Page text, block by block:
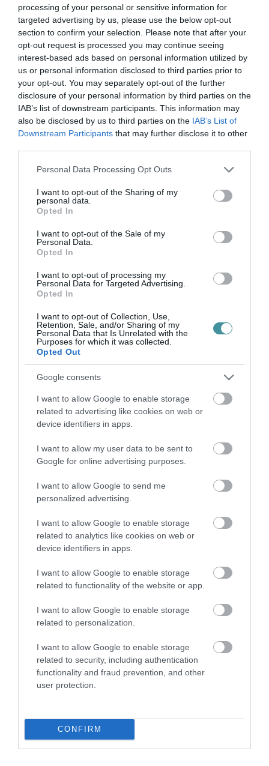
processing of your personal or sensitive information for
targeted advertising by us, please use the below opt-out
section to confirm your selection. Please note that after your
opt-out request is processed you may continue seeing
interest-based ads based on personal information utilized by
us or personal information disclosed to third parties prior to
your opt-out. You may separately opt-out of the further
disclosure of your personal information by third parties on the
IAB’s list of downstream participants. This information may
also be disclosed by us to third parties on the IAB’s List of
Downstream Participants that may further disclose it to other
Please note that this website/app uses one or more Google
not limited to your visit or usage behaviour. You may click to
grant or deny consent to Google and its third-party tags to
use your data for below specified purposes in below Google
consent section.
Personal Data Processing Opt Outs
I want to opt-out of the Sharing of my
personal data.
Opted In
I want to opt-out of the Sale of my
Personal Data.
Opted In
I want to opt-out of processing my
Personal Data for Targeted Advertising.
Opted In
I want to opt-out of Collection, Use,
Retention, Sale, and/or Sharing of my
Personal Data that Is Unrelated with the
Purposes for which it was collected.
Opted Out
Google consents
I want to allow Google to enable storage
related to advertising like cookies on web or
device identifiers in apps.
I want to allow my user data to be sent to
Google for online advertising purposes.
I want to allow Google to send me
personalized advertising.
I want to allow Google to enable storage
related to analytics like cookies on web or
device identifiers in apps.
I want to allow Google to enable storage
related to functionality of the website or app.
I want to allow Google to enable storage
related to personalization.
I want to allow Google to enable storage
related to security, including authentication
functionality and fraud prevention, and other
user protection.
CONFIRM
Helyszín: Központi Könyvtár – Eger, Kossuth L.
u. 16.
2025. április 17., csütörtök
14.00 Tea&talk angol társalgási klub
Klubvezetők Cutland-Molnár Erika és Őrsiné
Mohl Szilvia
Helyszín: Központi Könyvtár – Eger, Kossuth L.
u. 16. (ingyenes)
2025. április 17., csütörtök 16.30
Dr. Szegő Ágnes: Szétszóratott emlékezet –
Vendégek: Dr. Szegő Ágnes Phd könyvtáros,
történész, genealógus, Kepecs
Ferenc nyugdíjas újságíró, Dombi
Gábor tanársegéd, doktorandusz, OR-ZSE
Mit tesz a sors az emberekkel és hogyan
reagálnak ŐK arra, amit a sors velük tesz? –
erről szól elbeszélés-gyűjteményünk. Melyet
szóban forgó emberek zsidók, az az
embercsoport, melyet a huszadik század első
felében különösen kemény próbák alá vetett a
történelem. Reagálásuk természetesen
különböző volt, ahogy különböző volt a
mentalitásuk, a neveltetésük és a
bújtak és „alámerültek”, voltak, aki menekültek
megpróbálkoztak az ellenállással is. Nyomon
követhetjük sorsukat a Holokauszt végletesen
kiéleződött időszakában majd az után is, akár
a pártállami Magyarországon, akár a világ más
részében, ahová jó vagy rossz sorsuk vetette
mindig annak a társadalomnak a részei voltak,
melybe beleszülettek vagy melybe